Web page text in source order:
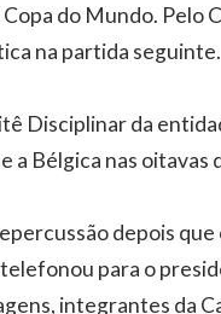
Copa do Mundo.
na partida seguinte.
Disciplinar da
a Bélgica nas oitavas
depois
para o
integrantes da